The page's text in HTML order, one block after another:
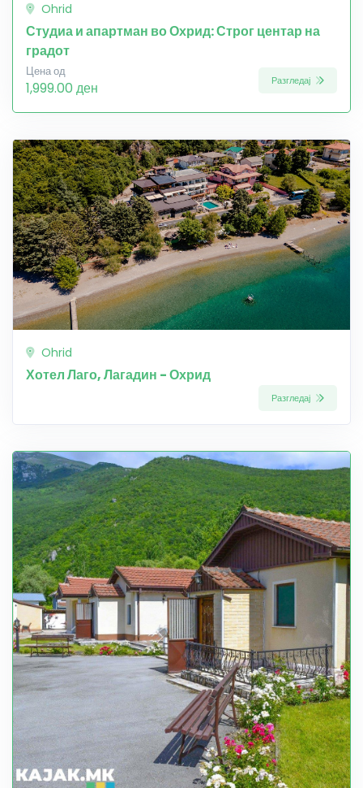
Ohrid
Студиа и апартман во Охрид: Строг центар на
градот
Цена од
1,999.00 ден Разгледај
Ohrid
Хотел Лаго, Лагадин - Охрид
Разгледај